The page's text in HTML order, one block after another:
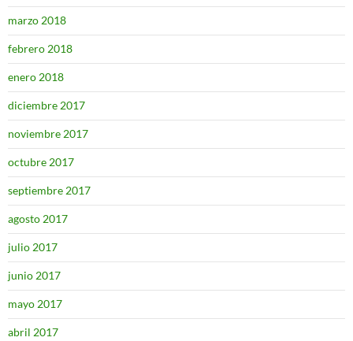
marzo 2018
febrero 2018
enero 2018
diciembre 2017
noviembre 2017
octubre 2017
septiembre 2017
agosto 2017
julio 2017
junio 2017
mayo 2017
abril 2017